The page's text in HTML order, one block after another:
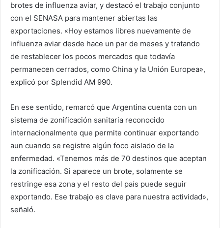
brotes de influenza aviar, y destacó el trabajo conjunto
con el SENASA para mantener abiertas las
exportaciones. «Hoy estamos libres nuevamente de
influenza aviar desde hace un par de meses y tratando
de restablecer los pocos mercados que todavía
permanecen cerrados, como China y la Unión Europea»,
explicó por Splendid AM 990.
En ese sentido, remarcó que Argentina cuenta con un
sistema de zonificación sanitaria reconocido
internacionalmente que permite continuar exportando
aun cuando se registre algún foco aislado de la
enfermedad. «Tenemos más de 70 destinos que aceptan
la zonificación. Si aparece un brote, solamente se
restringe esa zona y el resto del país puede seguir
exportando. Ese trabajo es clave para nuestra actividad»,
señaló.